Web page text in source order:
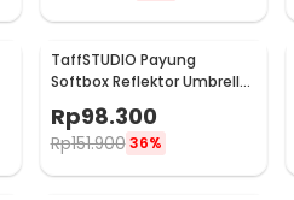
TaffSTUDIO Payung
Softbox Reflektor Umbrella
60x90cm E27 Single Socket
- LD-TZ206
Rp98.300
Rp151.900 36%